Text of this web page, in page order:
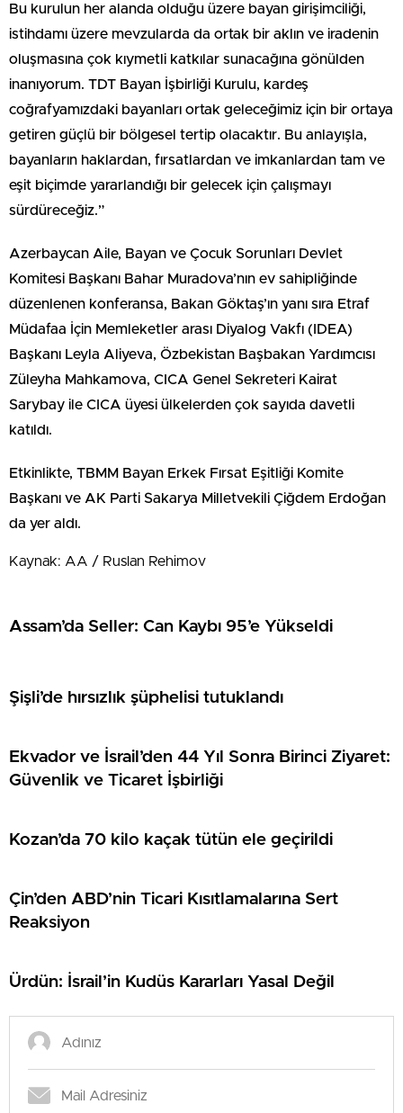
Bu kurulun her alanda olduğu üzere bayan girişimciliği,
istihdamı üzere mevzularda da ortak bir aklın ve iradenin
oluşmasına çok kıymetli katkılar sunacağına gönülden
inanıyorum. TDT Bayan İşbirliği Kurulu, kardeş
coğrafyamızdaki bayanları ortak geleceğimiz için bir ortaya
getiren güçlü bir bölgesel tertip olacaktır. Bu anlayışla,
bayanların haklardan, fırsatlardan ve imkanlardan tam ve
eşit biçimde yararlandığı bir gelecek için çalışmayı
sürdüreceğiz.”
Azerbaycan Aile, Bayan ve Çocuk Sorunları Devlet
Komitesi Başkanı Bahar Muradova’nın ev sahipliğinde
düzenlenen konferansa, Bakan Göktaş’ın yanı sıra Etraf
Müdafaa İçin Memleketler arası Diyalog Vakfı (IDEA)
Başkanı Leyla Aliyeva, Özbekistan Başbakan Yardımcısı
Züleyha Mahkamova, CICA Genel Sekreteri Kairat
Sarybay ile CICA üyesi ülkelerden çok sayıda davetli
katıldı.
Etkinlikte, TBMM Bayan Erkek Fırsat Eşitliği Komite
Başkanı ve AK Parti Sakarya Milletvekili Çiğdem Erdoğan
da yer aldı.
Kaynak: AA / Ruslan Rehimov
Assam’da Seller: Can Kaybı 95’e Yükseldi
Şişli’de hırsızlık şüphelisi tutuklandı
Ekvador ve İsrail’den 44 Yıl Sonra Birinci Ziyaret:
Güvenlik ve Ticaret İşbirliği
Kozan’da 70 kilo kaçak tütün ele geçirildi
Çin’den ABD’nin Ticari Kısıtlamalarına Sert
Reaksiyon
Ürdün: İsrail’in Kudüs Kararları Yasal Değil